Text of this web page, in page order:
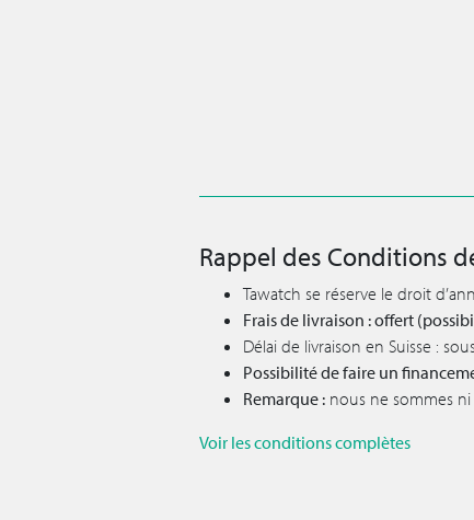
Rappel des Conditions
Tawatch se réserve le droit
Frais de livraison : offert
Délai de livraison en Suisse :
Possibilité de faire un
Remarque : nous ne sommes ni
Voir les conditions complètes